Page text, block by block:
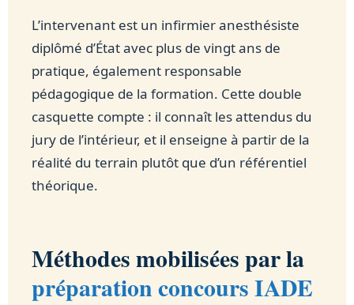
L’intervenant est un infirmier anesthésiste
diplômé d’État avec plus de vingt ans de
pratique, également responsable
pédagogique de la formation. Cette double
casquette compte : il connaît les attendus du
jury de l’intérieur, et il enseigne à partir de la
réalité du terrain plutôt que d’un référentiel
théorique.
Méthodes mobilisées par la
préparation concours IADE